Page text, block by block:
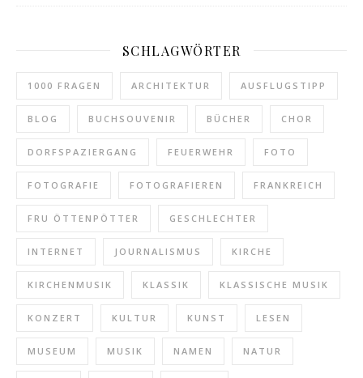
SCHLAGWÖRTER
1000 FRAGEN ARCHITEKTUR AUSFLUGSTIPP
BLOG BUCHSOUVENIR BÜCHER CHOR
DORFSPAZIERGANG FEUERWEHR FOTO
FOTOGRAFIE FOTOGRAFIEREN FRANKREICH
FRU ÖTTENPÖTTER GESCHLECHTER
INTERNET JOURNALISMUS KIRCHE
KIRCHENMUSIK KLASSIK KLASSISCHE MUSIK
KONZERT KULTUR KUNST LESEN
MUSEUM MUSIK NAMEN NATUR